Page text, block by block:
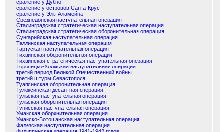
сражение у Дубно
сражение у островов Санта-Крус
сражение у Эль-Аламейна
Среднедонская наступательная операция
Сталинградская стратегическая наступательная операция
Сталинградская стратегическая оборонительная операция
Сунгарийская наступательная операция
Таллинская наступательная операция
Тартуская наступательная операция
Тихвинская оборонительная операция
Тихвинская стратегическая наступательная операция
Торопецко-Холмская наступательная операция
третий период Великой Отечественной войны
третий штурм Севастополя
Туапсинская оборонительная операция
Тулоксинская десантная операция
Тульская наступательная операция
Тульская оборонительная операция
Тунисская наступательная операция
Уманская оборонительная операция
Уманско-Ботошанская наступательная операция
Фалезская наступательная операция